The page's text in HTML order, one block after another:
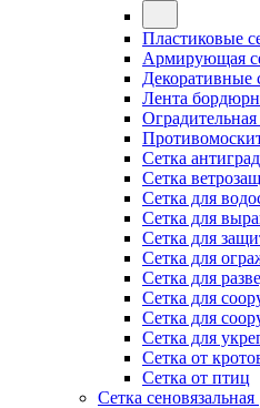
Пластиковые
Армирующая
Декоративные
Лента
Оградительная
Сетка
Сетка
Сетка для
Сетка для
Сетка для
Сетка для
Сетка для
Сетка для
Сетка для
Сетка для
Сетка от
Сетка от птиц
Сетка сеновязальная